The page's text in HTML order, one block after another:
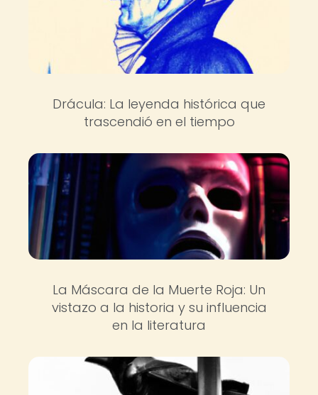
Drácula: La leyenda histórica que
trascendió en el tiempo
La Máscara de la Muerte Roja: Un
vistazo a la historia y su influencia
en la literatura